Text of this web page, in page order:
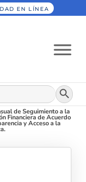
EN LÍNEA
Botón
de Seguimiento a la
Financiera de Acuerdo
y Acceso a la